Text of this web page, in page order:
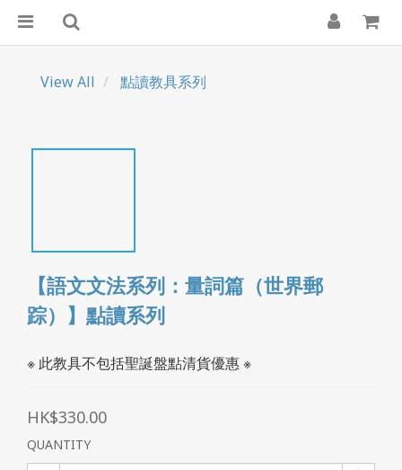
View All 點讀教具系列
【語文文法系列：量詞篇（世界郵
踪）】點讀系列
※ 此教具不包括聖誕盤點清貨優惠 ※
HK$330.00
QUANTITY